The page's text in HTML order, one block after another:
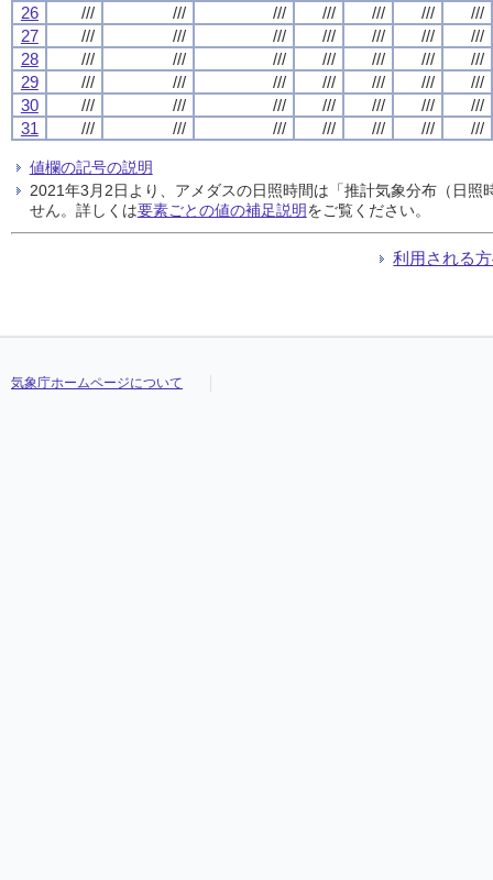
26
/// /// /// /// /// ///
///
27
/// /// /// /// /// ///
///
28
/// /// /// /// /// ///
///
29
/// /// /// /// /// ///
///
30
/// /// /// /// /// ///
///
31
/// /// /// /// /// /// ///
値欄の記号の説明
2021年3月2日より、アメダスの日照時間は「推計気象分布（日
せん。詳しくは要素ごとの値の補足説明をご覧ください。
利用される
気象庁ホームページについて